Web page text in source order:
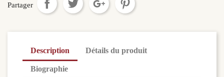
Partager
Description Détails du produit
Biographie